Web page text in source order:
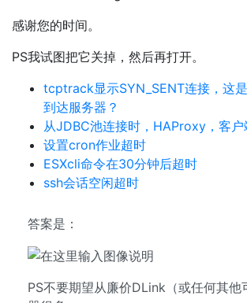
感谢您的时间。
PS我试图把它关掉，然后再打开。
tcptrack显示SYN_SENT连接，这
到达服务器？
从JDBC池连接时，HAProxy，客户
设置cron作业超时
ESXcli命令在30分钟后超时
ssh会话空闲超时
答案是：
PS不要期望从廉价DLink（或任何其他